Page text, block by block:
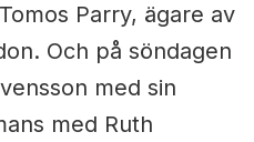
Parry, ägare av
Och på söndagen
med sin
med Ruth